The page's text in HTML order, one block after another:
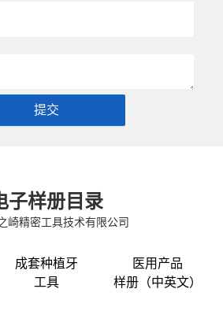
提交
子样册目录
崎精密工具技术有限公司
成套种植牙
工具
医用产品
样册（中英文）